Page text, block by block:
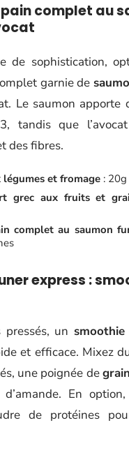
complet au
de sophistication,
garnie de
Le saumon apporte
tandis que
des fibres.
et fromage :
grec aux fruits et
complet au saumon
express :
un
et efficace. Mixez
une poignée de
En
de protéines